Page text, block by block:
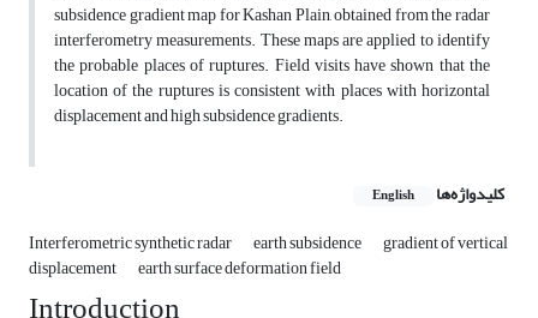
subsidence gradient map for Kashan Plain, obtained from the radar
interferometry measurements. These maps are applied to identify
the probable places of ruptures. Field visits have shown that the
location of the ruptures is consistent with places with horizontal
displacement and high subsidence gradients.
کلیدواژه‌ها English
Interferometric synthetic radar earth subsidence gradient of vertical
displacement earth surface deformation field